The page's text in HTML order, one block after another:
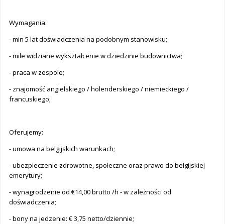
Wymagania:
- min 5 lat doświadczenia na podobnym stanowisku;
- mile widziane wykształcenie w dziedzinie budownictwa;
- praca w zespole;
- znajomość angielskiego / holenderskiego / niemieckiego /
francuskiego;
Oferujemy:
- umowa na belgijskich warunkach;
- ubezpieczenie zdrowotne, społeczne oraz prawo do belgijskiej
emerytury;
- wynagrodzenie od €14,00 brutto /h - w zależności od
doświadczenia;
- bony na jedzenie: € 3,75 netto/dziennie;